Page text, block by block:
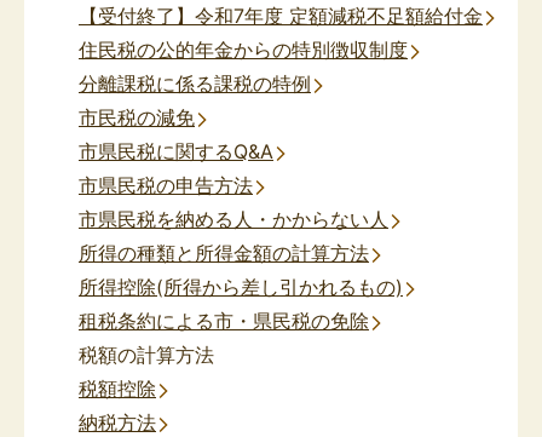
【受付終了】令和7年度 定額減税不足額給付金
住民税の公的年金からの特別徴収制度
分離課税に係る課税の特例
市民税の減免
市県民税に関するQ&A
市県民税の申告方法
市県民税を納める人・かからない人
所得の種類と所得金額の計算方法
所得控除(所得から差し引かれるもの)
租税条約による市・県民税の免除
税額の計算方法
税額控除
納税方法